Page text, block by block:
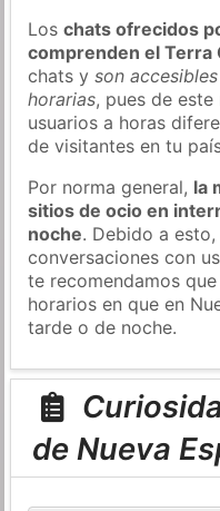
Loschats ofrecidos
comprenden el Terra
chats yson
horarias, pues de
usuarios a horas
de visitantes en tu
Por norma general, la
sitios de ocio en
noche. Debido a
conversaciones con
te recomendamos
horarios en que en
tarde o de noche.
de Nueva